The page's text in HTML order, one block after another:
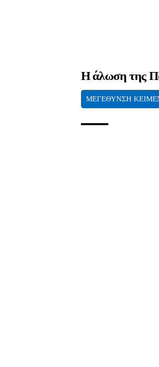
Η άλωση της
ΜΕΓΕΘΥΝΣΗ